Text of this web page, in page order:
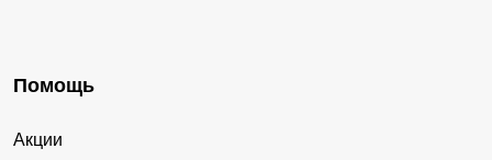
Помощь
Акции